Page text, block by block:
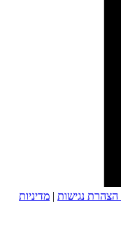
הצהרת נגישות | מדיניות